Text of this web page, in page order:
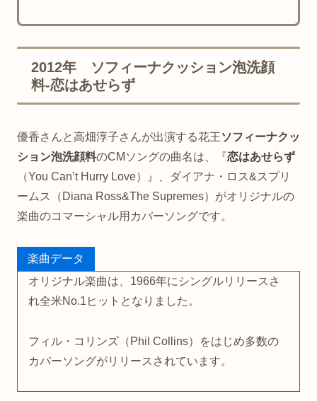
2012年 ソフィーナクッション泡洗顔
料-恋はあせらず
優香さんと高畑淳子さんが出演する花王ソフィーナクッ
ション泡洗顔料のCMソングの曲名は、『恋はあせらず
（You Can’t Hurry Love）』、ダイアナ・ロス&スプリ
ームス（Diana Ross&The Supremes）がオリジナルの
楽曲のコマーシャル用カバーソングです。
楽曲データ
オリジナル楽曲は、1966年にシングルリリースさ
れ全米No.1ヒットとなりました。
フィル・コリンズ（Phil Collins）をはじめ多数の
カバーソングがリリースされています。